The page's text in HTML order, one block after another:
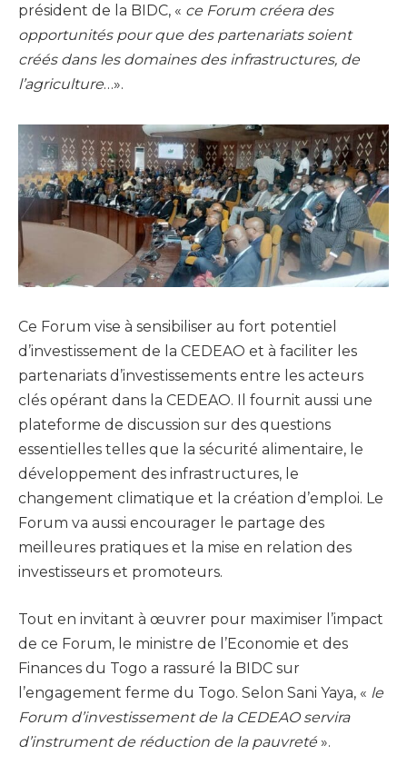
président de la BIDC, « ce Forum créera des
opportunités pour que des partenariats soient
créés dans les domaines des infrastructures, de
l’agriculture…».
Ce Forum vise à sensibiliser au fort potentiel
d’investissement de la CEDEAO et à faciliter les
partenariats d’investissements entre les acteurs
clés opérant dans la CEDEAO. Il fournit aussi une
plateforme de discussion sur des questions
essentielles telles que la sécurité alimentaire, le
développement des infrastructures, le
changement climatique et la création d’emploi. Le
Forum va aussi encourager le partage des
meilleures pratiques et la mise en relation des
investisseurs et promoteurs.
Tout en invitant à œuvrer pour maximiser l’impact
de ce Forum, le ministre de l’Economie et des
Finances du Togo a rassuré la BIDC sur
l’engagement ferme du Togo. Selon Sani Yaya, « le
Forum d’investissement de la CEDEAO servira
d’instrument de réduction de la pauvreté ».